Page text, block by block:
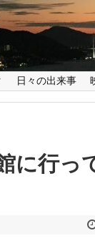
日々の出来事
に行っ